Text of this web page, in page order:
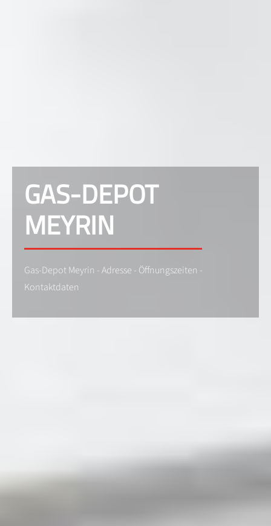
GAS-DEPOT
MEYRIN
Gas-Depot Meyrin - Adresse - Öffnungszeiten -
Kontaktdaten